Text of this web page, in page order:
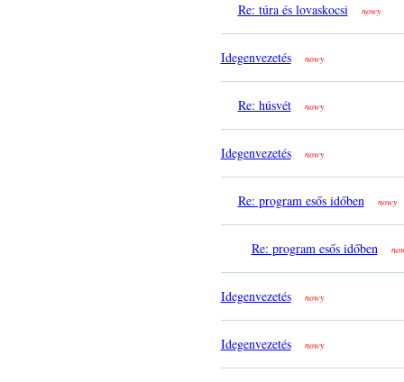
Re: túra és lovaskocsi nowy
Idegenvezetés nowy
Re: húsvét nowy
Idegenvezetés nowy
Re: program esős időben nowy
Re: program esős időben
Idegenvezetés nowy
Idegenvezetés nowy